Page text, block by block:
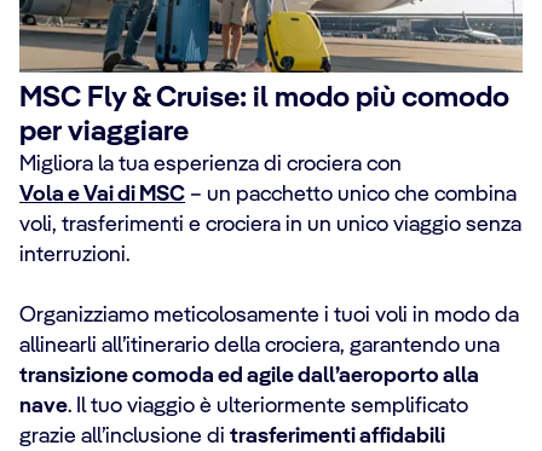
MSC Fly & Cruise: il modo più comodo
per viaggiare
Migliora la tua esperienza di crociera con
Vola e Vai di MSC – un pacchetto unico che combina
voli, trasferimenti e crociera in un unico viaggio senza
interruzioni.
Organizziamo meticolosamente i tuoi voli in modo da
allinearli all’itinerario della crociera, garantendo una
transizione comoda ed agile dall’aeroporto alla
nave. Il tuo viaggio è ulteriormente semplificato
grazie all’inclusione di trasferimenti affidabili